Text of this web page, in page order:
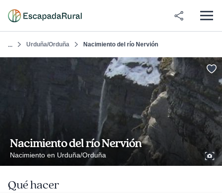
... Urduña/Orduña Nacimiento del río Nervión
Nacimiento del río Nervión
Nacimiento en Urduña/Orduña
Qué hacer